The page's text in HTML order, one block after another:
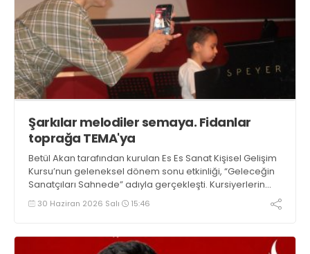
Şarkılar melodiler semaya. Fidanlar
toprağa TEMA'ya
Betül Akan tarafından kurulan Es Es Sanat Kişisel Gelişim
Kursu’nun geleneksel dönem sonu etkinliği, “Geleceğin
Sanatçıları Sahnede” adıyla gerçekleşti. Kursiyerlerin
müthiş performansları büyülerken tüm öğrenci ve
öğretmenler için TEMA Vakfı aracılığıyla toprağa fidan
30 Haziran 2026 Salı 15:46